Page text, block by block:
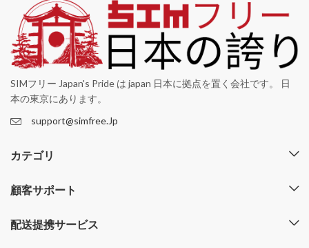
SIMフリー Japan's Pride は japan 日本に拠点を置く会社です。 日
本の東京にあります。
support@simfree.Jp
カテゴリ
顧客サポート
配送提携サービス